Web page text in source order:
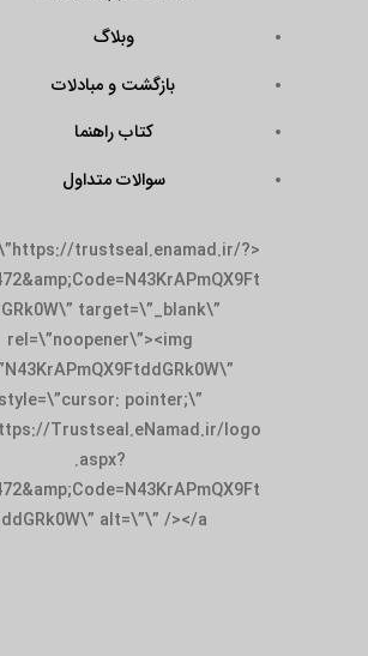
وبلاگ
بازگشت و مبادلات
کتاب راهنما
سوالات متداول
trustseal.enamad.ir/?
target=\”_blank\”
rel=\”noopener\”><img
style=\”cursor: pointer;\”
Trustseal.eNamad.ir/logo
.aspx?
ddGRk0W\” alt=\”\” /></a>